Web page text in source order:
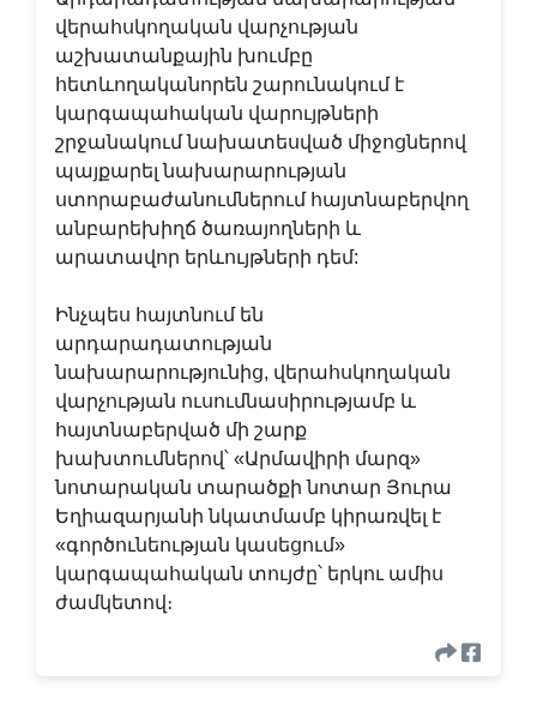
վերահսկողական վարչության
աշխատանքային խումբը
հետևողականորեն շարունակում է
կարգապահական վարույթների
շրջանակում նախատեսված միջոցներով
պայքարել նախարարության
ստորաբաժանումներում հայտնաբերվող
անբարեխիղճ ծառայողների և
արատավոր երևույթների դեմ:
Ինչպես հայտնում են
արդարադատության
նախարարությունից, վերահսկողական
վարչության ուսումնասիրությամբ և
հայտնաբերված մի շարք
խախտումներով՝ «Արմավիրի մարզ»
նոտարական տարածքի նոտար Յուրա
Եղիազարյանի նկատմամբ կիրառվել է
«գործունեության կասեցում»
կարգապահական տույժը՝ երկու ամիս
ժամկետով։